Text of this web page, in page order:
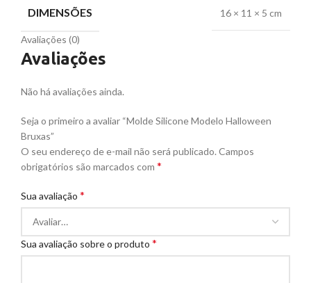
DIMENSÕES 16 × 11 × 5 cm
Avaliações (0)
Avaliações
Não há avaliações ainda.
Seja o primeiro a avaliar “Molde Silicone Modelo Halloween
Bruxas”
O seu endereço de e-mail não será publicado.Campos
obrigatórios são marcados com *
Sua avaliação *
Sua avaliação sobre o produto *